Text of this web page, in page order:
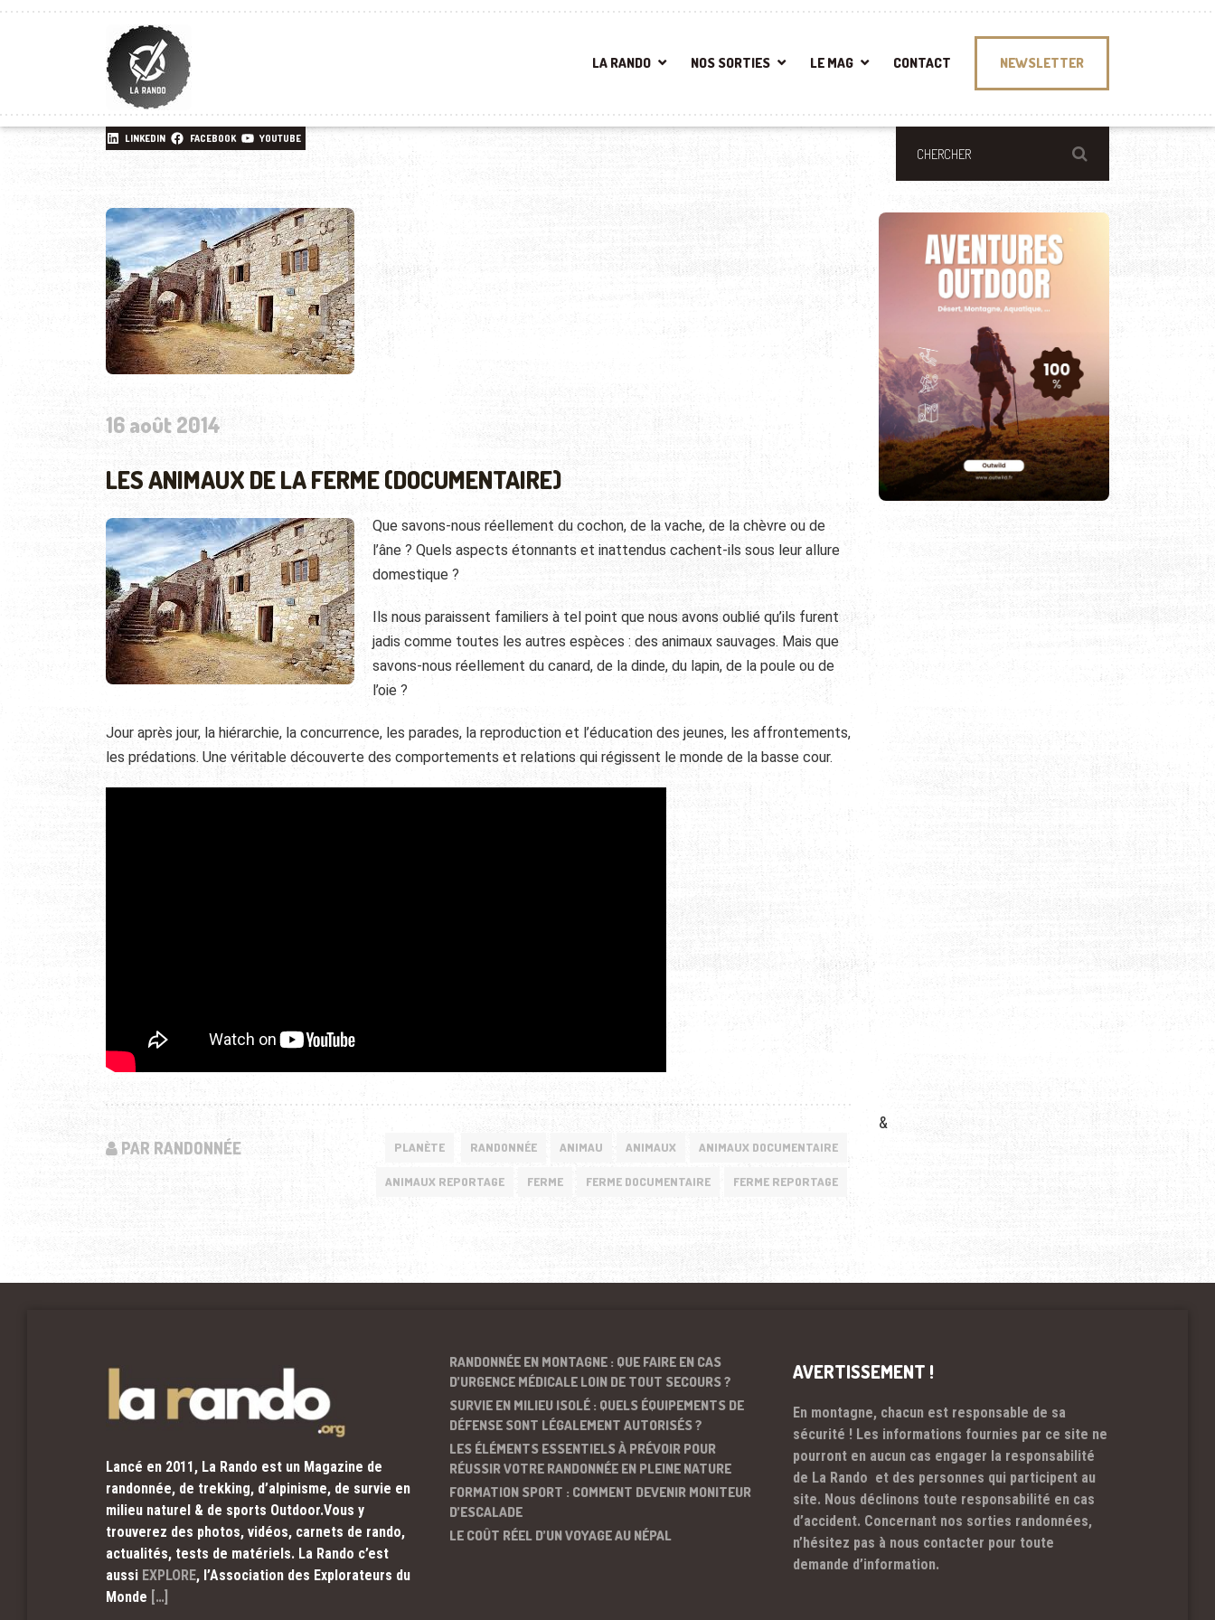
LA RANDO NOS SORTIES LE MAG CONTACT NEWSLETTER
LINKEDIN FACEBOOK YOUTUBE
16 août 2014
LES ANIMAUX DE LA FERME (DOCUMENTAIRE)
Que savons-nous réellement du cochon, de la vache, de la chèvre ou de
l’âne ? Quels aspects étonnants et inattendus cachent-ils sous leur allure
domestique ?
Ils nous paraissent familiers à tel point que nous avons oublié qu’ils furent
jadis comme toutes les autres espèces : des animaux sauvages. Mais que
savons-nous réellement du canard, de la dinde, du lapin, de la poule ou de
l’oie ?
Jour après jour, la hiérarchie, la concurrence, les parades, la reproduction et l’éducation des jeunes, les affrontements,
les prédations. Une véritable découverte des comportements et relations qui régissent le monde de la basse cour.
PAR RANDONNÉE PLANÈTE RANDONNÉE ANIMAU ANIMAUX ANIMAUX DOCUMENTAIRE
ANIMAUX REPORTAGE FERME FERME DOCUMENTAIRE FERME REPORTAGE
&
Lancé en 2011, La Rando est un Magazine de
randonnée, de trekking, d’alpinisme, de survie en
milieu naturel & de sports Outdoor.Vous y
trouverez des photos, vidéos, carnets de rando,
actualités, tests de matériels. La Rando c’est
aussi EXPLORE, l’Association des Explorateurs du
Monde […]
RANDONNÉE EN MONTAGNE : QUE FAIRE EN CAS
D’URGENCE MÉDICALE LOIN DE TOUT SECOURS ?
SURVIE EN MILIEU ISOLÉ : QUELS ÉQUIPEMENTS DE
DÉFENSE SONT LÉGALEMENT AUTORISÉS ?
LES ÉLÉMENTS ESSENTIELS À PRÉVOIR POUR
RÉUSSIR VOTRE RANDONNÉE EN PLEINE NATURE
FORMATION SPORT : COMMENT DEVENIR MONITEUR
D’ESCALADE
LE COÛT RÉEL D’UN VOYAGE AU NÉPAL
AVERTISSEMENT !
En montagne, chacun est responsable de sa
sécurité ! Les informations fournies par ce site ne
pourront en aucun cas engager la responsabilité
de La Rando et des personnes qui participent au
site. Nous déclinons toute responsabilité en cas
d’accident. Concernant nos sorties randonnées,
n’hésitez pas à nous contacter pour toute
demande d’information.